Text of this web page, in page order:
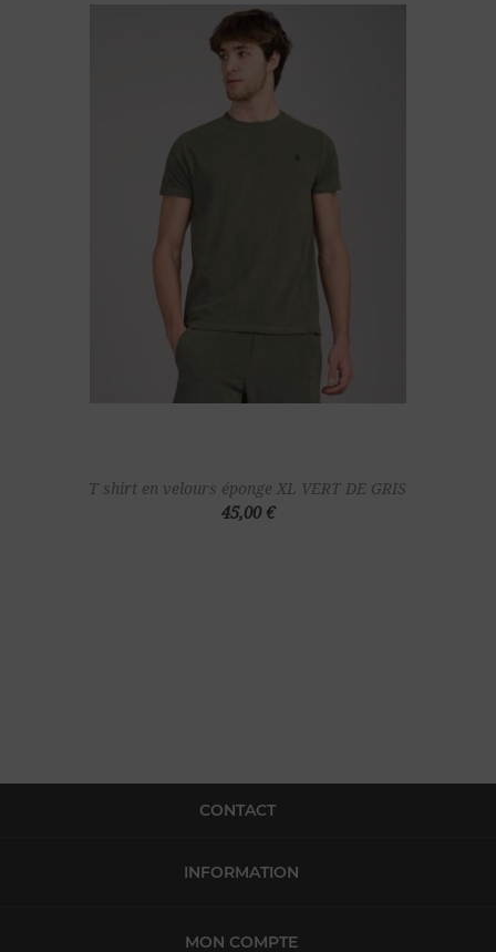
T shirt en velours éponge XL VERT DE GRIS
45,00 €
CONTACT
INFORMATION
MON COMPTE